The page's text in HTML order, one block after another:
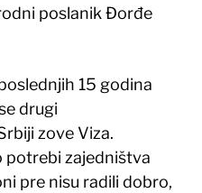
poslanik Đorđe
15 godina
drugi
zove Viza.
potrebi zajedništva
pre nisu radili dobro,